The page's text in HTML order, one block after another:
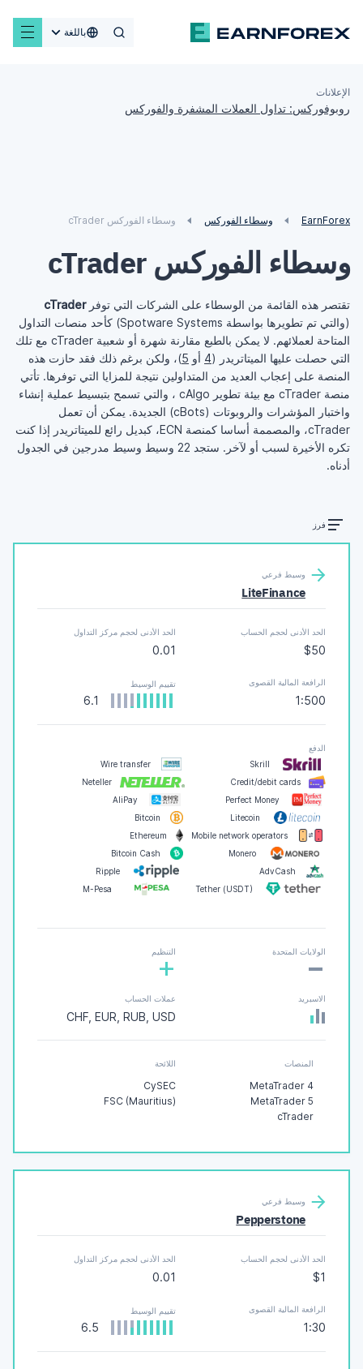
باللغة
الإعلانات
روبوفوركس: تداول العملات المشفرة والفوركس
EarnForex وسطاء الفوركس وسطاء الفوركس cTrader
وسطاء الفوركس cTrader
تقتصر هذه القائمة من الوسطاء على الشركات التي توفرcTrader
(والتي تم تطويرها بواسطة Spotware Systems) كأحد منصات التداول
المتاحة لعملائهم. لا يمكن بالطبع مقارنة شهرة أو شعبية cTrader مع تلك
التي حصلت عليها الميتاتريدر (4 أو 5)، ولكن برغم ذلك فقد حازت هذه
المنصة على إعجاب العديد من المتداولين نتيجة للمزايا التي توفرها. تأتي
منصة cTrader مع بيئة تطوير cAlgo ، والتي تسمح بتبسيط عملية إنشاء
واختبار المؤشرات والروبوتات (cBots) الجديدة. يمكن أن تعمل
cTrader، والمصممة أساسا كمنصة ECN، كبديل رائع للميتاتريدر إذا كنت
تكره الأخيرة لسبب أو لآخر.
ستجد 22 وسيط وسيط مدرجين في الجدول
أدناه.
فرز
وسيط فرعي
LiteFinance
الحد الأدنى لحجم الحساب
$50
الحد الأدنى لحجم مركز التداول
0.01
الرافعة المالية القصوى
1:500
تقييم الوسيط
6.1
الدفع
Skrill
Wire transfer
Credit/debit cards
Neteller
Perfect Money
AliPay
Litecoin
Bitcoin
Mobile network operators
Ethereum
Monero
Bitcoin Cash
AdvCash
Ripple
Tether (USDT)
M-Pesa
الولايات المتحدة
- التنظيم
+
الاسبريد عملات الحساب
CHF, EUR, RUB, USD
المنصات
MetaTrader 4
MetaTrader 5
cTrader
اللائحة
CySEC
FSC (Mauritius)
وسيط فرعي
Pepperstone
الحد الأدنى لحجم الحساب
$1
الحد الأدنى لحجم مركز التداول
0.01
الرافعة المالية القصوى
1:30
تقييم الوسيط
6.5